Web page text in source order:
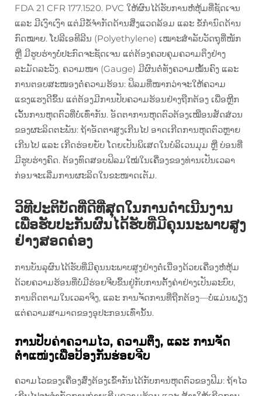
FDA 21 CFR 177.1520. PVC ໃຫ້ຜົນໄດ້ຮັບການຫໍ່ຫຸ້ມທີ່ຊັດເຈນ
ແລະ ມີເງົາເງົາ ແຕ່ມີຂໍ້ຈຳກັດດ້ານສິ່ງແວດລ້ອມ ແລະ ຂໍ້ກຳນົດດ້ານ
ກົດໝາຍ. ໂປລີເອທີລີນ (Polyethylene) ເໝາະສຳລັບວັດຖຸທີ່ໜັກ
ຫຼື ມີຮູບຮ່າງບໍ່ປະກົດຈະຊັດເຈນ ແຕ່ຕ້ອງຄວບຄຸມຄວາມຕຶງຢ່າງ
ລະມັດລະວັງ. ຄວາມໜາ (Gauge) ມີຜົນຕໍ່ທັງຄວາມໝັ້ນຄົງ ແລະ
ການຕອບສະໜອງຕໍ່ຄວາມຮ້ອນ: ຟິລມທີ່ໜາກວ່າຈະໃຫ້ຄວາມ
ແຂງແຮງດີຂຶ້ນ ແຕ່ຕ້ອງມີການປັບຄວາມຮ້ອນຢ່າງຖືກຕ້ອງ ເພື່ອຫຼີກ
ເວັ້ນການຫຸດຕົວທີ່ບໍ່ເທົ່າກັນ. ອັດຕາການຫຸດຕົວຕ້ອງເໝືອນສັດສ່ວນ
ຂອງຜະລິດຕະພັນ: ຖ້າອັດຕາສູງເກີນໄປ ອາດເກີດການຫຸດຕົວຫຼາຍ
ເກີນໄປ ແລະ ເກີດຮ່ອຍຍັບ ໂດຍເປັນພິເສດໃນບໍລິເວນມຸມ ຫຼື ບ່ອນທີ່
ມີຮູບຮ່າງຄົດ. ຕ້ອງທົດສອບຟິລມໃໝ່ໃນເຄື່ອງຂອງທ່ານເປັນເວລາ
ກ່ອນຈະເລີ່ມການຜະລິດໃນຂະໜາດເຕັມ.
ວິທີປະຕິບັດທີ່ດີທີ່ສຸດໃນການດຳເນີນງານ
ເພື່ອຮັບປະກັນຜົນໄດ້ຮັບທີ່ມີຄຸນນະພາບສູງ
ຢ່າງສອດຄ່ອງ
ການບັນລຸຜົນໄດ້ຮັບທີ່ມີຄຸນນະພາບສູງຢ່າງຕໍ່ເນື່ອງດ້ວຍເຄື່ອງຫໍ່ຫຸ້ມ
ດ້ວຍຄວາມຮ້ອນທີ່ບໍ່ມີຮ່ອຍຈີບຂຶ້ນຢູ່ກັບການຕັ້ງຄ່າຢ່າງເປັນລະບົບ,
ການຕິດຕາມໃນເວລາຈິງ, ແລະ ການຈັດການທີ່ຖືກຕ້ອງ—ບໍ່ແມ່ນພຽງ
ແຕ່ຄວາມສາມາດຂອງອຸປະກອນເທົ່ານັ້ນ.
ການປັບຄ່າຄວາມໄວ, ຄວາມຕຶງ, ແລະ ການຈັດ
ຕຳແໜ່ງເພື່ອປ້ອງກັນຮ່ອຍຈີບ
ຄວາມໄວຂອງເຄື່ອງສົ່ງຕ້ອງເຂົ້າກັນໄດ້ກັບການຫຸດຕົວຂອງຟີມ: ຖ້າໄວ